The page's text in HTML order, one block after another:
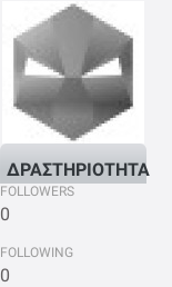
ΔΡΑΣΤΗΡΙΟΤΗΤΑ
FOLLOWERS
0
FOLLOWING
0